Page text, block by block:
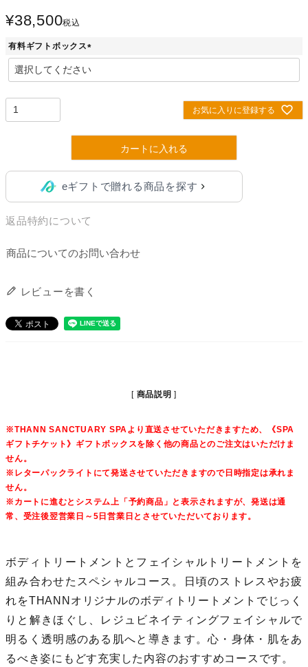
¥38,500税込
有料ギフトボックス
(
必
お気に入りに登録する
カートに入れる
eギフトで贈れる商品を探す
返品特約について
商品についてのお問い合わせ
レビューを書く
商品説明
※THANN SANCTUARY SPAより直送させていただきますため、《SPA
ギフトチケット》ギフトボックスを除く他の商品とのご注文はいただけま
せん。
※レターパックライトにて発送させていただきますので日時指定は承れま
せん。
※カートに進むとシステム上「予約商品」と表示されますが、発送は通
常、受注後翌営業日～5日営業日とさせていただいております。
ボディトリートメントとフェイシャルトリートメントを
組み合わせたスペシャルコース。日頃のストレスやお疲
れをTHANNオリジナルのボディトリートメントでじっく
りと解きほぐし、レジュビネイティングフェイシャルで
明るく透明感のある肌へと導きます。心・身体・肌をあ
るべき姿にもどす充実した内容のおすすめコースです。